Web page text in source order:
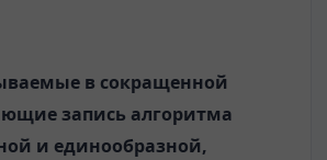
в сокращенной
запись алгоритма
и единообразной,